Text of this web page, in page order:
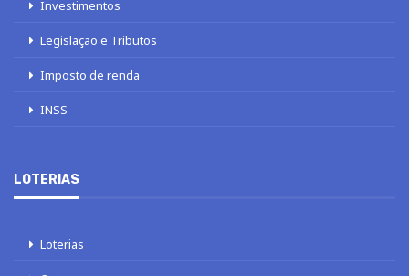
Investimentos
Legislação e Tributos
Imposto de renda
INSS
LOTERIAS
Loterias